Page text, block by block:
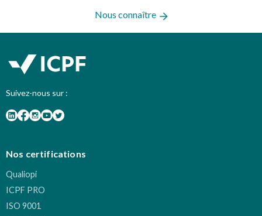
Nous connaître
Suivez-nous sur :
Nos certifications
Qualiopi
ICPF PRO
ISO 9001